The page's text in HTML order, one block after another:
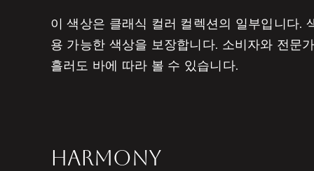
이 색상은 클래식 컬러 컬렉션의 일부입니다.
용 가능한 색상을 보장합니다. 소비자와 전문
흘러도 바에 따라 볼 수 있습니다.
HARMONY